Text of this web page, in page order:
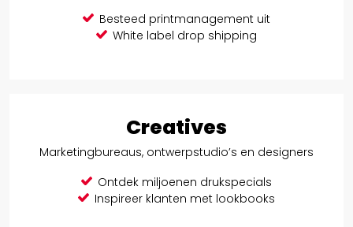
Besteed printmanagement uit
White label drop shipping
Creatives
Marketingbureaus, ontwerpstudio’s en designers
Ontdek miljoenen drukspecials
Inspireer klanten met lookbooks